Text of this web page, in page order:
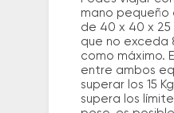
mano pequeño
de 40 x 40 x 25
que no exceda
como máximo.
entre ambos
superar los 15
supera los